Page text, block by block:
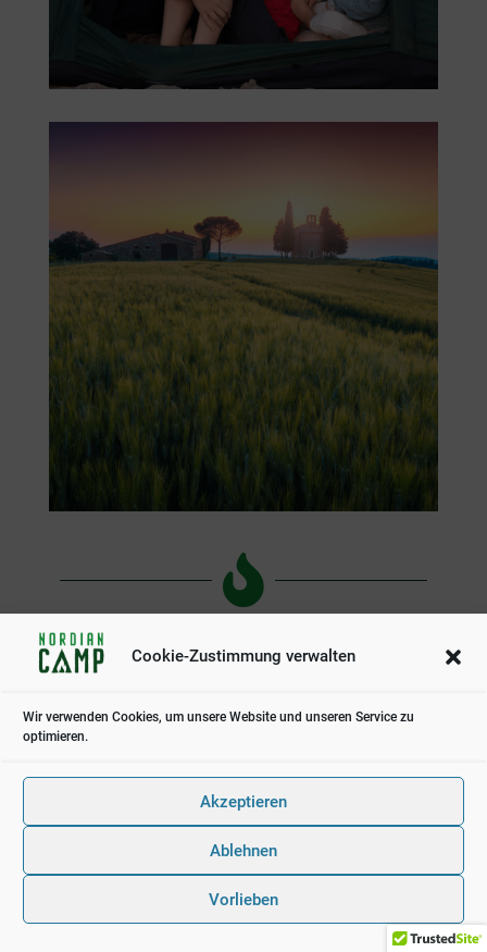
Cookie-Zustimmung verwalten
Wir verwenden Cookies, um unsere Website und unseren Service zu
optimieren.
Akzeptieren
Ablehnen
Vorlieben

Größe und Kapazität